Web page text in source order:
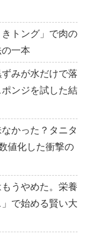
きトング」で肉の
一本
みが水だけで落
ンジを試した結
かった？タニタ
値化した衝撃の
うやめた。栄養
で始める賢い大